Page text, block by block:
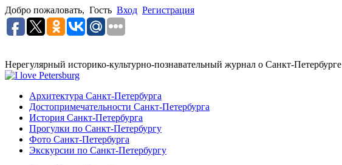
Добро пожаловать, Гость Вход Регистрация
Нерегулярный историко-культурно-познавательный журнал о Санкт-Петербурге
Архитектура Санкт-Петербурга
Достопримечательности Санкт-Петербурга
История Санкт-Петербурга
Прогулки по Санкт-Петербургу
Фото Санкт-Петербурга
Экскурсии по Санкт-Петербургу